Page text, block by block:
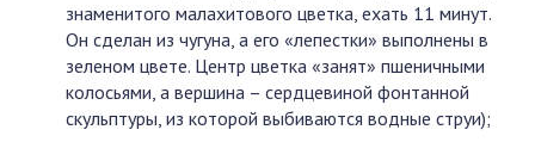
знаменитого малахитового цветка, ехать 11 минут.
Он сделан из чугуна, а его «лепестки» выполнены в
зеленом цвете. Центр цветка «занят» пшеничными
колосьями, а вершина – сердцевиной фонтанной
скульптуры, из которой выбиваются водные струи);